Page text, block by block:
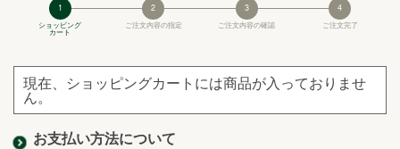
1
ショッピング
カート
2
ご注文内容の指定
3
ご注文内容の確認
4
ご注文完了
現在、ショッピングカートには商品が入っておりませ
ん。
お支払い方法について